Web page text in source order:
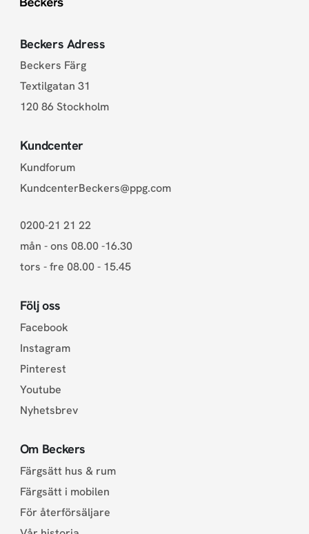
Beckers Adress
Beckers Färg
Textilgatan 31
120 86 Stockholm
Kundcenter
Kundforum
KundcenterBeckers@ppg.com
0200-21 21 22
mån - ons 08.00 -16.30
tors - fre 08.00 - 15.45
Följ oss
Facebook
Instagram
Pinterest
Youtube
Nyhetsbrev
Om Beckers
Färgsätt hus & rum
Färgsätt i mobilen
För återförsäljare